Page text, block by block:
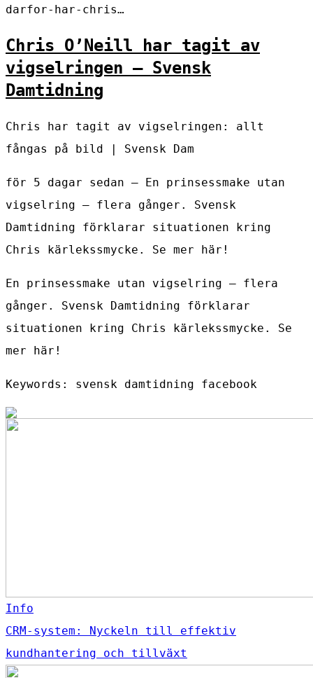
darfor-har-chris…
Chris O’Neill har tagit av
vigselringen – Svensk
Damtidning
Chris har tagit av vigselringen: allt
fångas på bild | Svensk Dam
för 5 dagar sedan — En prinsessmake utan
vigselring – flera gånger. Svensk
Damtidning förklarar situationen kring
Chris kärlekssmycke. Se mer här!
En prinsessmake utan vigselring – flera
gånger. Svensk Damtidning förklarar
situationen kring Chris kärlekssmycke. Se
mer här!
Keywords: svensk damtidning facebook
Info
CRM-system: Nyckeln till effektiv
kundhantering och tillväxt